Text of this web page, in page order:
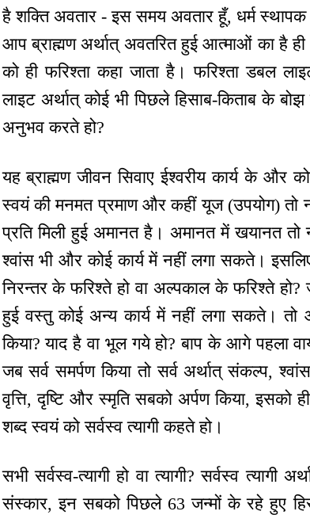
है शक्ति अवतार - इस समय अवतार हूँ, धर्म
आप ब्राह्मण अर्थात् अवतरित हुई आत्माओं का है ही
को ही फरिश्ता कहा जाता है। फरिश्ता डबल
लाइट अर्थात् कोई भी पिछले हिसाब-किताब के
अनुभव करते हो?
यह ब्राह्मण जीवन सिवाए ईश्वरीय कार्य के और
स्वयं की मनमत प्रमाण और कहीं यूज (उपयोग) तो
प्रति मिली हुई अमानत है। अमानत में खयानत तो
श्वांस भी और कोई कार्य में नहीं लगा सकते।
निरन्तर के फरिश्ते हो वा अल्पकाल के फरिश्ते
हुई वस्तु कोई अन्य कार्य में नहीं लगा सकते। तो
किया? याद है वा भूल गये हो? बाप के आगे पहला
जब सर्व समर्पण किया तो सर्व अर्थात् संकल्प,
वृत्ति, दृष्टि और स्मृति सबको अर्पण किया,
शब्द स्वयं को सर्वस्व त्यागी कहते हो।
सभी सर्वस्व-त्यागी हो वा त्यागी? सर्वस्व त्यागी
संस्कार, इन सबको पिछले 63 जन्मों के रहे हुए